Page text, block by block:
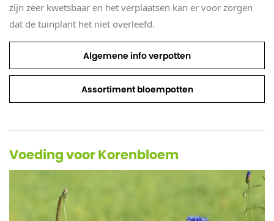
zijn zeer kwetsbaar en het verplaatsen kan er voor zorgen
dat de tuinplant het niet overleefd.
Algemene info verpotten
Assortiment bloempotten
Voeding voor Korenbloem